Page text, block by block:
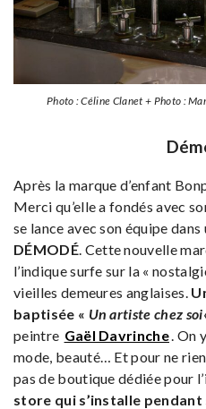
Photo : Céline Clanet + Photo :
Après la marque d’enfant
Merci qu’elle a fondés avec
se lance avec son équipe
DÉMODÉ. Cette nouvelle
l’indique surfe sur la «
vieilles demeures anglaises.
baptisée « Un artiste chez soi
peintre Gaël Davrinche. On
mode, beauté… Et pour ne
pas de boutique dédiée pour
store qui s’installe